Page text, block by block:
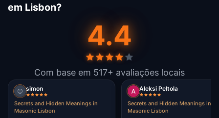
em Lisbon?
4.4
Com base em 517+ avaliações locais
simon
Secrets and Hidden Meanings in
Masonic Lisbon
Aleksi Peltola
Secrets and Hidden Meanings in
Masonic Lisbon